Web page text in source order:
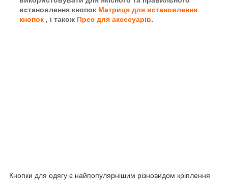
встановлення кнопок Матриця для встановлення
кнопок , і також Прес для аксесуарів.
Кнопки для одягу є найпопулярнішим різновидом кріплення